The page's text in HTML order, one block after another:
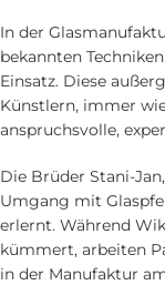
In der
bekannten
Einsatz. Diese
Künstlern, immer
anspruchsvolle,
Die Brüder Stani-
Umgang mit
erlernt. Während
kümmert, arbeiten
in der Manufaktur